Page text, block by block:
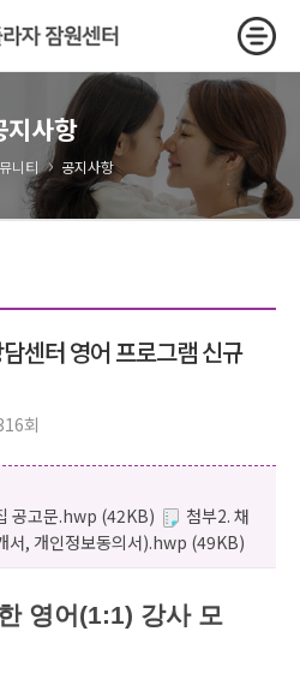
지사항
니티 › 공지사항
센터 영어 프로그램 신규
회
공고문.hwp (42KB)
첨부2. 채
서, 개인정보동의서).hwp (49KB)
영어 (1:1) 강사 모